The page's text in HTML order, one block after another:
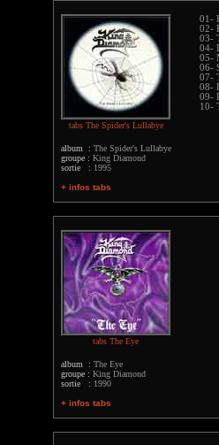
tabs The Spider's Lullabye
album : The Spider's Lullabye
groupe : King Diamond
sortie : 1995
+ infos tabs
01-
02-
03-
04-
05-
06-
07-
08-
09-
10-
tabs The Eye
album : The Eye
groupe : King Diamond
sortie : 1990
+ infos tabs